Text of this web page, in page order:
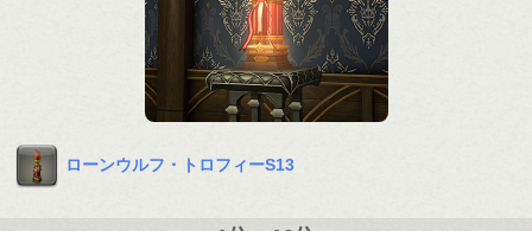
ローンウルフ・トロフィーS13